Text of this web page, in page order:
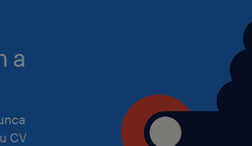
que o nosso processo de
satisfaça as necessidades de todas
Caso necessites de alguma
tornar a tua candidatura ou
confortável, por favor, não hesites
a
CV